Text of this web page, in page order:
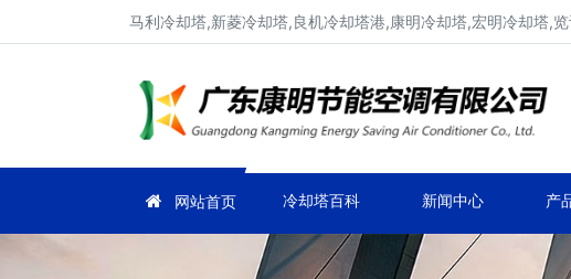
马利冷却塔,新菱冷却塔,良机冷却塔港,康明冷却塔,宏明冷却塔,
网站首页 冷却塔百科 新闻中心 产